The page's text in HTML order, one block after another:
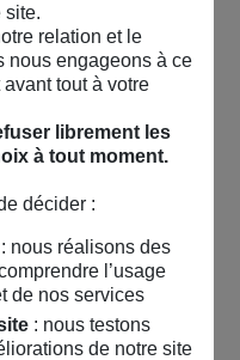
site.
relation et le
nous engageons à ce
tout à votre
librement les
à tout moment.
décider :
nous réalisons des
l’usage
de nos services
: nous testons
de notre site